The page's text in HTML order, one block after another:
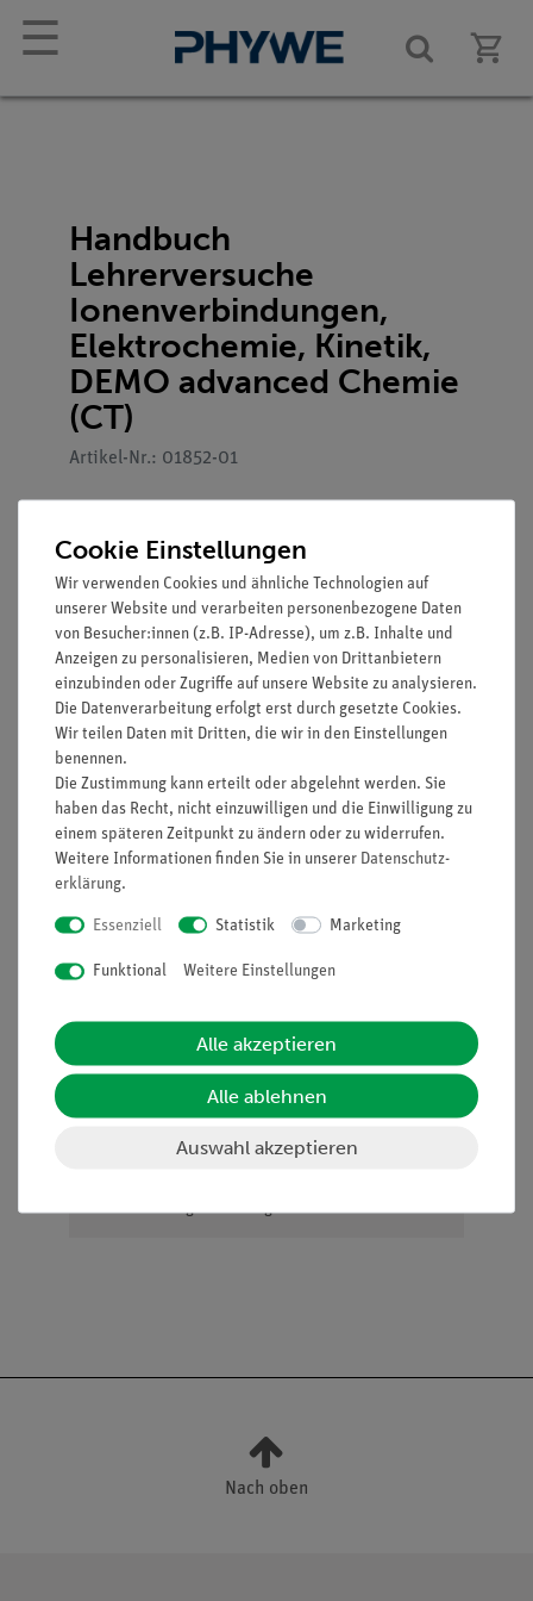
☰
Handbuch
Lehrerversuche
Ionenverbindungen,
Elektrochemie, Kinetik,
DEMO advanced Chemie
(CT)
Artikel-Nr.: 01852-01
Funktion und Verwendung
55 grundlegende Versuche zu 11 Themengebieten.
Themenfelder
Schmelzflusselektrolyse
Redoxreaktionen
Nach oben
Cookie Einstellungen
Wir verwenden Cookies und ähnliche Technologien auf
unserer Website und verarbeiten personenbezogene Daten
von Besucher:innen (z.B. IP-Adresse), um z.B. Inhalte und
Anzeigen zu personalisieren, Medien von Drittanbietern
einzubinden oder Zugriffe auf unsere Website zu analysieren.
Die Datenverarbeitung erfolgt erst durch gesetzte Cookies.
Wir teilen Daten mit Dritten, die wir in den Einstellungen
benennen.
Die Zustimmung kann erteilt oder abgelehnt werden. Sie
haben das Recht, nicht einzuwilligen und die Einwilligung zu
einem späteren Zeitpunkt zu ändern oder zu widerrufen.
Weitere Informationen finden Sie in unserer Daten­schutz­
erklärung.
Essenziell Statistik Marketing
Funktional Weitere Einstellungen
Alle akzeptieren
Alle ablehnen
Auswahl akzeptieren